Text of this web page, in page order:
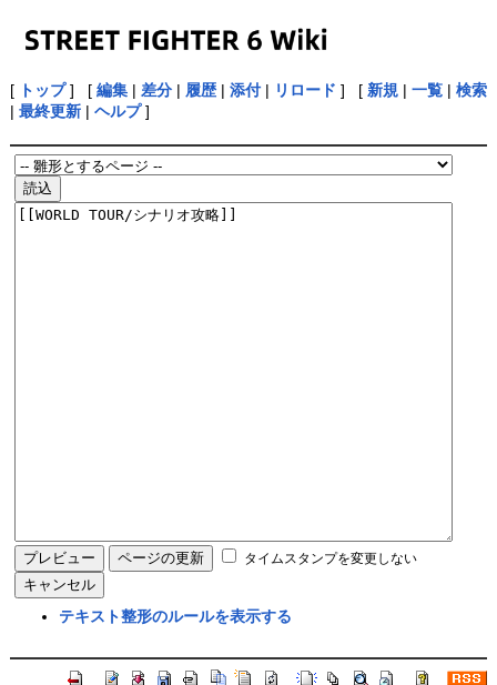
[ トップ] [ 編集| 差分| 履歴| 添付| リロード ] [ 新規| 一覧| 検索
| 最終更新| ヘルプ]
タイムスタンプを変更しない
テキスト整形のルールを表示する